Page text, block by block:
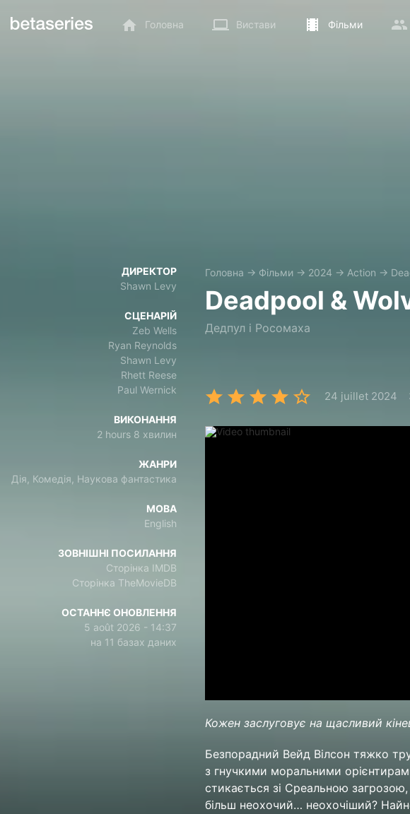
Головна Вистави Фільми
ДИРЕКТОР
Shawn Levy
СЦЕНАРІЙ
Zeb Wells
Ryan Reynolds
Shawn Levy
Rhett Reese
Paul Wernick
ВИКОНАННЯ
2 hours 8 хвилин
ЖАНРИ
Дія, Комедія, Наукова фантастика
МОВА
English
ЗОВНІШНІ ПОСИЛАННЯ
Сторінка IMDB
Сторінка TheMovieDB
ОСТАННЄ ОНОВЛЕННЯ
5 août 2026 - 14:37
на 11 базах даних
Головна → Фільми → 2024 → Action →
Deadpool &
Дедпул і Росомаха
24 juillet 2024
Кожен заслуговує на щасливий
Безпорадний Вейд Вілсон тяжко
з гнучкими моральними
стикається зі Среальною
більш неохочий… неохочіший?